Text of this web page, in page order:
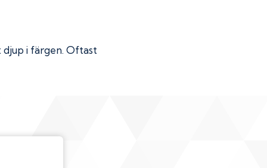
i färgen. Oftast